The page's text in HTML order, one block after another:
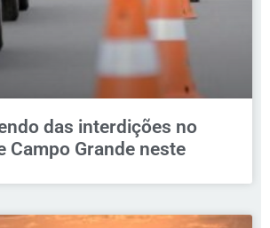
das interdições no
Campo Grande neste